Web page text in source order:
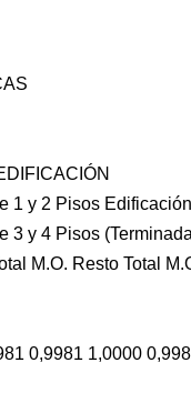
1 y 2 Pisos
3 y 4 Pisos
M.O. Resto Total
0,9981 1,0000